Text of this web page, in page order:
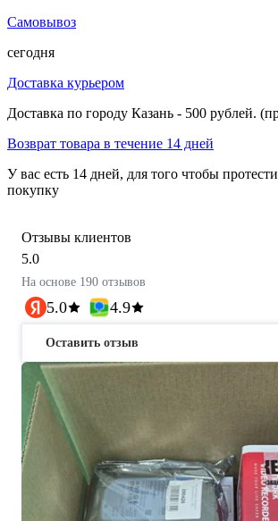
Самовывоз
сегодня
Доставка курьером
Доставка по городу Казань - 500 рублей.
Возврат товара в течение 14 дней
У вас есть 14 дней, для того чтобы
покупку